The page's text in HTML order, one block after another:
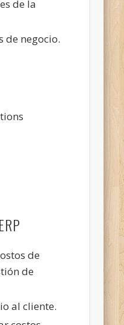
de la
de negocio.
de
de
al cliente.